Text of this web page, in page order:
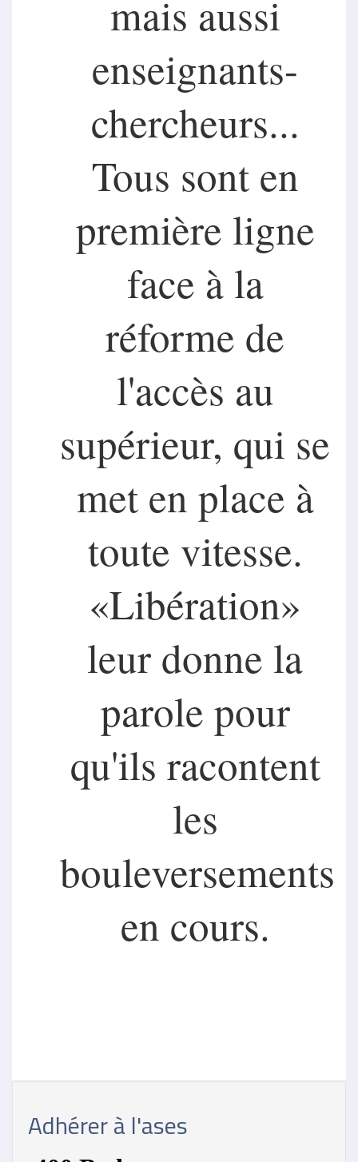
mais aussi
enseignants-
chercheurs...
Tous sont en
première ligne
face à la
réforme de
l'accès au
supérieur, qui se
met en place à
toute vitesse.
«Libération»
leur donne la
parole pour
qu'ils racontent
les
bouleversements
en cours.
Adhérer à l'ases